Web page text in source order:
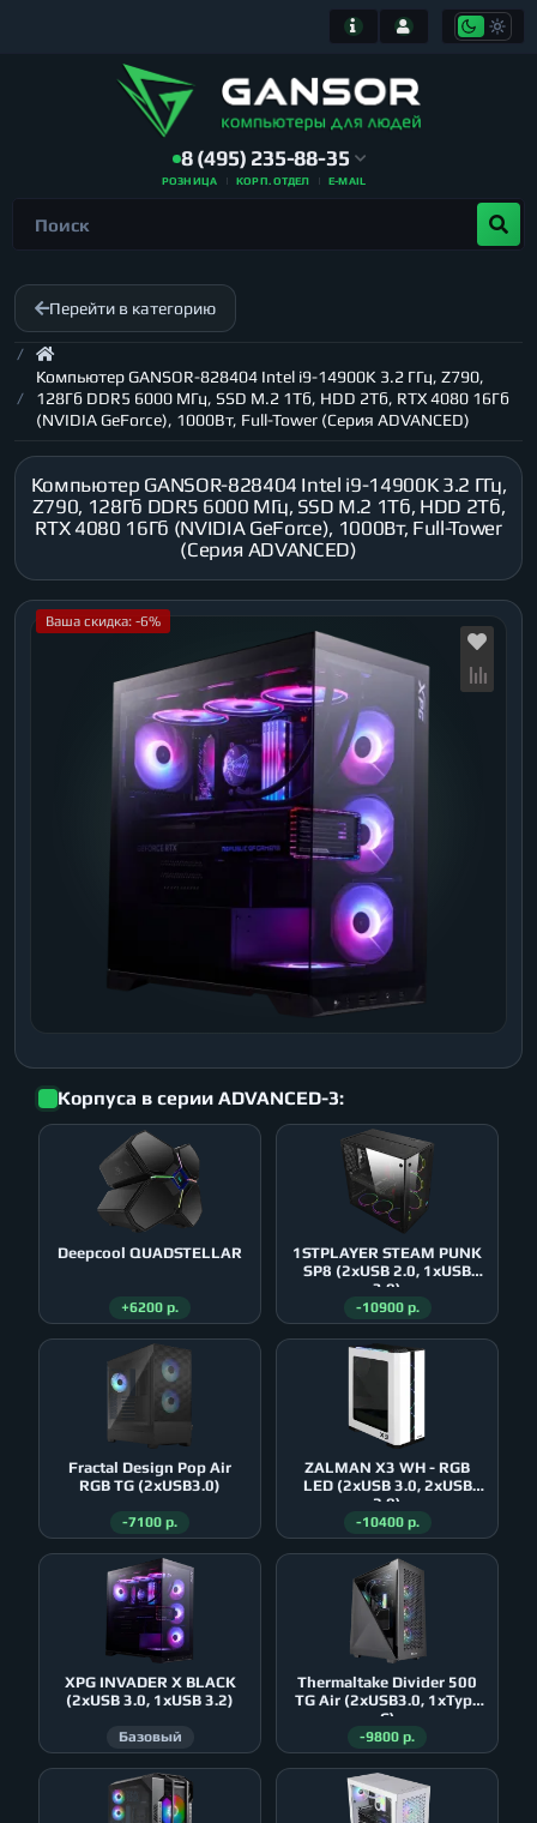
8 (495) 235-88-35
РОЗНИЦА КОРП. ОТДЕЛ E-MAIL
Перейти в категорию
Компьютер GANSOR-828404 Intel i9-14900K 3.2 ГГц, Z790,
128Гб DDR5 6000 МГц, SSD M.2 1Тб, HDD 2Тб, RTX 4080 16Гб
(NVIDIA GeForce), 1000Вт, Full-Tower (Серия ADVANCED)
Компьютер GANSOR-828404 Intel i9-14900K 3.2 ГГц,
Z790, 128Гб DDR5 6000 МГц, SSD M.2 1Тб, HDD 2Тб,
RTX 4080 16Гб (NVIDIA GeForce), 1000Вт, Full-Tower
(Серия ADVANCED)
Ваша скидка: -6%
Корпуса в серии ADVANCED-3:
Deepcool QUADSTELLAR
+6200 р.
1STPLAYER STEAM PUNK
SP8 (2xUSB 2.0, 1xUSB
3.0)
-10900 р.
Fractal Design Pop Air
RGB TG (2xUSB3.0)
-7100 р.
ZALMAN X3 WH - RGB
LED (2xUSB 3.0, 2xUSB
2.0)
-10400 р.
XPG INVADER X BLACK
(2xUSB 3.0, 1xUSB 3.2)
Базовый
Thermaltake Divider 500
TG Air (2xUSB3.0, 1xType
C)
-9800 р.